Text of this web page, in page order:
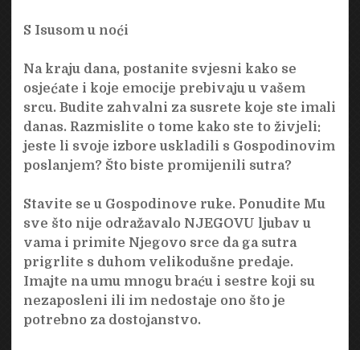
S Isusom u noći
Na kraju dana, postanite svjesni kako se
osjećate i koje emocije prebivaju u vašem
srcu. Budite zahvalni za susrete koje ste imali
danas. Razmislite o tome kako ste to živjeli:
jeste li svoje izbore uskladili s Gospodinovim
poslanjem? Što biste promijenili sutra?
Stavite se u Gospodinove ruke. Ponudite Mu
sve što nije odražavalo NJEGOVU ljubav u
vama i primite Njegovo srce da ga sutra
prigrlite s duhom velikodušne predaje.
Imajte na umu mnogu braću i sestre koji su
nezaposleni ili im nedostaje ono što je
potrebno za dostojanstvo.